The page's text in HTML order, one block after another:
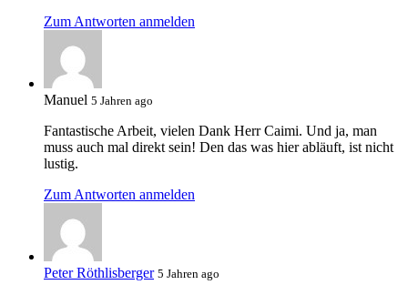
Zum Antworten anmelden
Manuel 5 Jahren ago
Fantastische Arbeit, vielen Dank Herr Caimi. Und ja, man
muss auch mal direkt sein! Den das was hier abläuft, ist nicht
lustig.
Zum Antworten anmelden
Peter Röthlisberger 5 Jahren ago